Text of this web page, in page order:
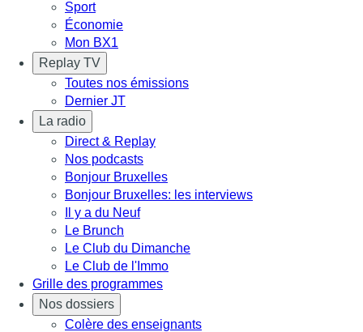
Sport
Économie
Mon BX1
Replay TV
Toutes nos émissions
Dernier JT
La radio
Direct & Replay
Nos podcasts
Bonjour Bruxelles
Bonjour Bruxelles: les interviews
Il y a du Neuf
Le Brunch
Le Club du Dimanche
Le Club de l'Immo
Grille des programmes
Nos dossiers
Colère des enseignants